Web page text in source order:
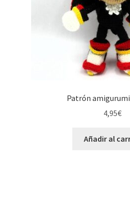
Patrón
4,95€
Añadir al